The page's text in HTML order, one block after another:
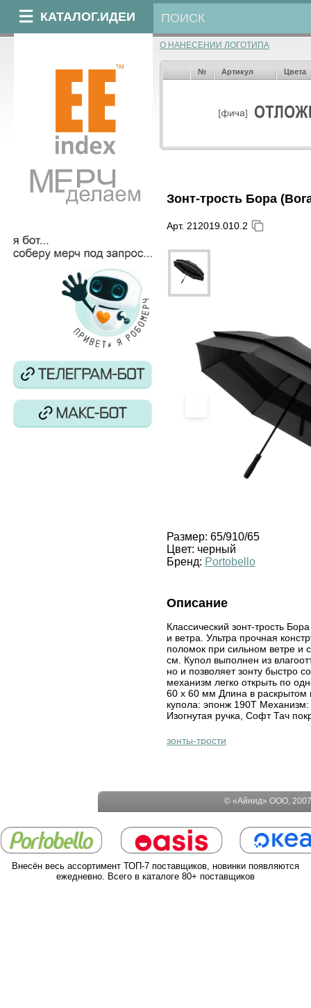
КАТАЛОГ.ИДЕИ
О НАНЕСЕНИИ ЛОГОТИПА
№ Артикул Цвета
Зонт-трость Бора
Арт. 212019.010.2
Размер: 65/910/65
Цвет: черный
Бренд: Portobello
Описание
Классический зонт-трость
и ветра. Ультра прочная
поломок при сильном ветре и
см. Купол выполнен из
но и позволяет зонту быстро
механизм легко открыть по
60 х 60 мм Длина в раскрытом
купола: эпонж 190Т Механизм:
Изогнутая ручка, Софт Тач
зонты-трости
© «Айнид» ООО,
Внесён весь ассортимент ТОП-7 поставщиков, новинки появляются
ежедневно. Всего в каталоге 80+ поставщиков